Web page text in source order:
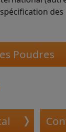
Poudres